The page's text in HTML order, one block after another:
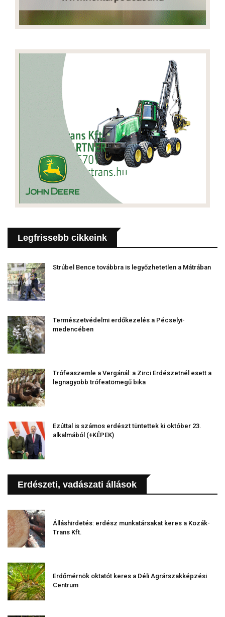
Legfrissebb cikkeink
Strúbel Bence továbbra is legyőzhetetlen a Mátrában
Természetvédelmi erdőkezelés a Pécselyi-
medencében
Trófeaszemle a Vergánál: a Zirci Erdészetnél esett a
legnagyobb trófeatömegű bika
Ezúttal is számos erdészt tüntettek ki október 23.
alkalmából (+KÉPEK)
Erdészeti, vadászati állások
Álláshirdetés: erdész munkatársakat keres a Kozák-
Trans Kft.
Erdőmérnök oktatót keres a Déli Agrárszakképzési
Centrum